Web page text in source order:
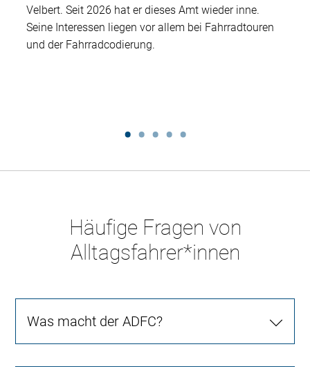
Velbert. Seit 2026 hat er dieses Amt wieder inne.
Seine Interessen liegen vor allem bei Fahrradtouren
und der Fahrradcodierung.
Häufige Fragen von
Alltagsfahrer*innen
Was macht der ADFC?